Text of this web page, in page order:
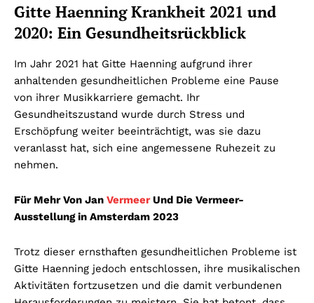
Gitte Haenning Krankheit 2021 und
2020: Ein Gesundheitsrückblick
Im Jahr 2021 hat Gitte Haenning aufgrund ihrer
anhaltenden gesundheitlichen Probleme eine Pause
von ihrer Musikkarriere gemacht. Ihr
Gesundheitszustand wurde durch Stress und
Erschöpfung weiter beeinträchtigt, was sie dazu
veranlasst hat, sich eine angemessene Ruhezeit zu
nehmen.
Für Mehr Von Jan VermeerUnd Die Vermeer-
Ausstellung in Amsterdam 2023
Trotz dieser ernsthaften gesundheitlichen Probleme ist
Gitte Haenning jedoch entschlossen, ihre musikalischen
Aktivitäten fortzusetzen und die damit verbundenen